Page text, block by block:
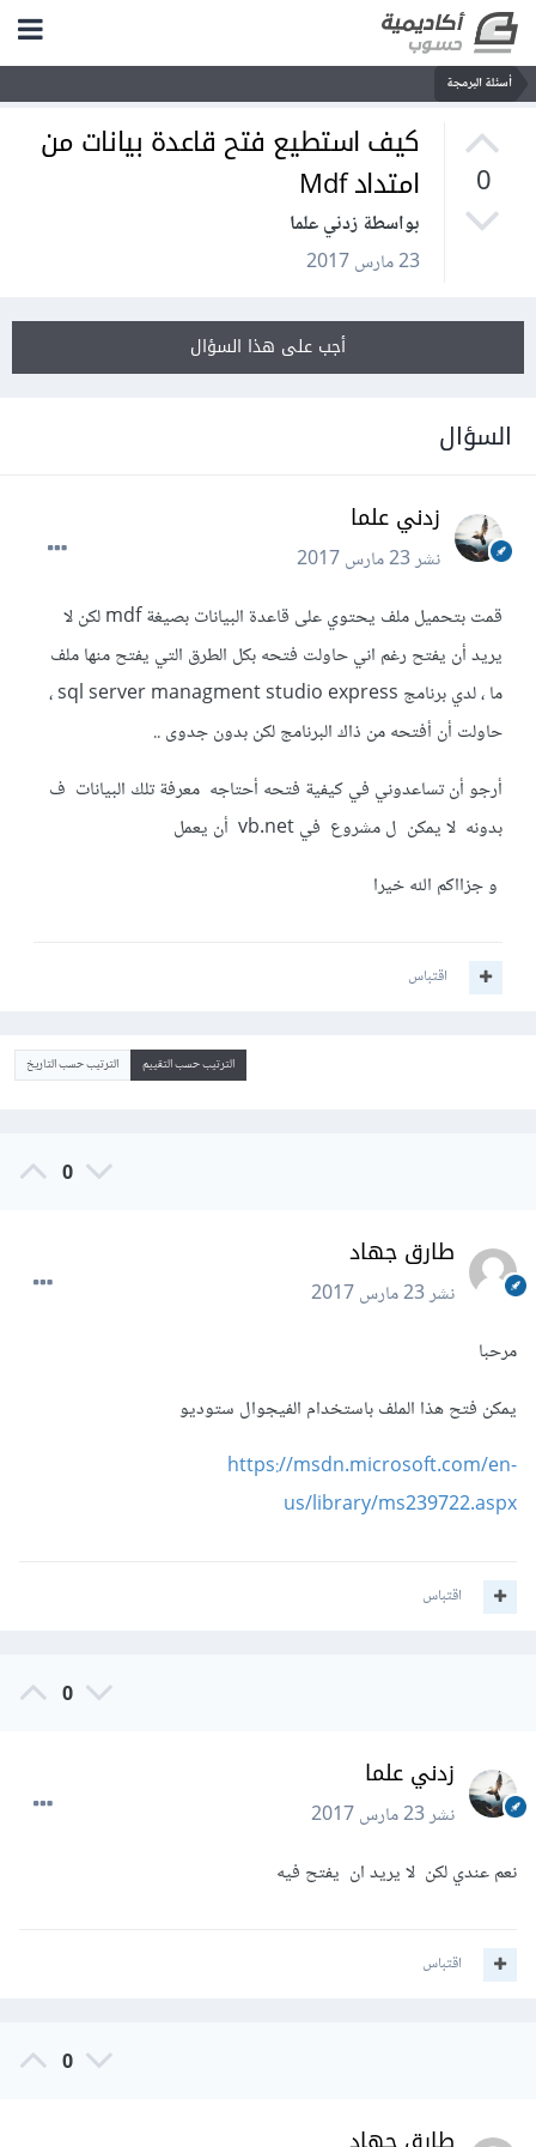
أسئلة البرمجة
0
كيف استطيع فتح قاعدة بيانات من
امتداد Mdf
بواسطة زدني علما
23 مارس 2017
أجب على هذا السؤال
السؤال
زدني علما
نشر23 مارس 2017
قمت بتحميل ملف يحتوي على قاعدة البيانات بصيغة mdf لكن لا
يريد أن يفتح رغم اني حاولت فتحه بكل الطرق التي يفتح منها ملف
ما ، لدي برنامج sql server managment studio express ،
حاولت أن أفتحه من ذاك البرنامج لكن بدون جدوى ..
أرجو أن تساعدوني في كيفية فتحه أحتاجه معرفة تلك البيانات ف
بدونه لا يمكن ل مشروع في vb.net أن يعمل
و جزااكم الله خيرا
اقتباس
الترتيب حسب التقييم الترتيب حسب التاريخ
0
طارق جهاد
نشر23 مارس 2017
مرحبا
يمكن فتح هذا الملف باستخدام الفيجوال ستوديو
https://msdn.microsoft.com/en-
us/library/ms239722.aspx
اقتباس
0
زدني علما
نشر23 مارس 2017
نعم عندي لكن لا يريد ان يفتح فيه
اقتباس
0